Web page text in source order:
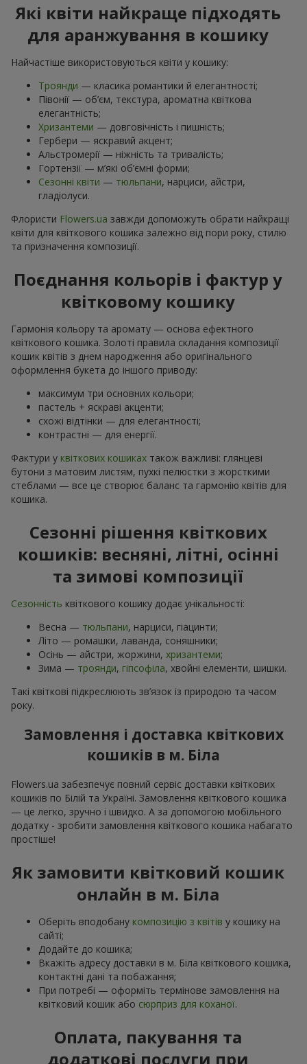
Які квіти найкраще підходять
для аранжування в кошику
Найчастіше використовуються квіти у кошику:
Троянди — класика романтики й елегантності;
Півонії — об’єм, текстура, ароматна квіткова
елегантність;
Хризантеми — довговічність і пишність;
Гербери — яскравий акцент;
Альстромерії — ніжність та тривалість;
Гортензії — м’які об’ємні форми;
Сезонні квіти — тюльпани, нарциси, айстри,
гладіолуси.
Флористи Flowers.ua завжди допоможуть обрати найкращі
квіти для квіткового кошика залежно від пори року, стилю
та призначення композиції.
Поєднання кольорів і фактур у
квітковому кошику
Гармонія кольору та аромату — основа ефектного
квіткового кошика. Золоті правила складання композиції
кошик квітів з днем ​​народження або оригінального
оформлення букета до іншого приводу:
максимум три основних кольори;
пастель + яскраві акценти;
схожі відтінки — для елегантності;
контрастні — для енергії.
Фактури у квіткових кошиках також важливі: глянцеві
бутони з матовим листям, пухкі пелюстки з жорсткими
стеблами — все це створює баланс та гармонію квітів для
кошика.
Сезонні рішення квіткових
кошиків: весняні, літні, осінні
та зимові композиції
Сезонність квіткового кошику додає унікальності:
Весна — тюльпани, нарциси, гіацинти;
Літо — ромашки, лаванда, соняшники;
Осінь — айстри, жоржини, хризантеми;
Зима — троянди, гіпсофіла, хвойні елементи, шишки.
Такі квіткові підкреслюють зв’язок із природою та часом
року.
Замовлення і доставка квіткових
кошиків в м. Біла
Flowers.ua забезпечує повний сервіс доставки квіткових
кошиків по Білій та Україні. Замовлення квіткового кошика
— це легко, зручно і швидко. А за допомогою мобільного
додатку - зробити замовлення квіткового кошика набагато
простіше!
Як замовити квітковий кошик
онлайн в м. Біла
Оберіть вподобану композицію з квітів у кошику на
сайті;
Додайте до кошика;
Вкажіть адресу доставки в м. Біла квіткового кошика,
контактні дані та побажання;
При потребі — оформіть термінове замовлення на
квітковий кошик або сюрприз для коханої.
Оплата, пакування та
додаткові послуги при